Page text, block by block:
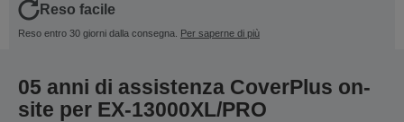
Reso facile
Reso entro 30 giorni dalla consegna. Per saperne di più
05 anni di assistenza CoverPlus on-
site per EX-13000XL/PRO